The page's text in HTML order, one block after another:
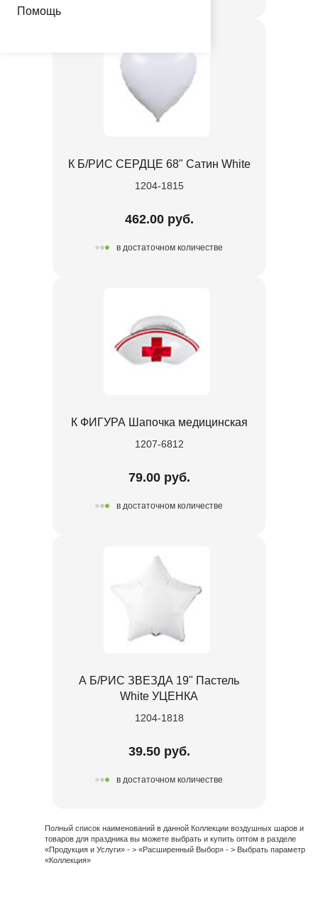
Помощь
К Б/РИС СЕРДЦЕ 68" Сатин White
1204-1815
462.00 руб.
в достаточном количестве
К ФИГУРА Шапочка медицинская
1207-6812
79.00 руб.
в достаточном количестве
А Б/РИС ЗВЕЗДА 19" Пастель
White УЦЕНКА
1204-1818
39.50 руб.
в достаточном количестве
Полный список наименований в данной Коллекции воздушных шаров и
товаров для праздника вы можете выбрать и купить оптом в разделе
«Продукция и Услуги» - > «Расширенный Выбор» - > Выбрать параметр
«Коллекция»